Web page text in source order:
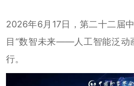
2026年6月17日，第二十二届
目“数智未来——人工智能泛动
行。